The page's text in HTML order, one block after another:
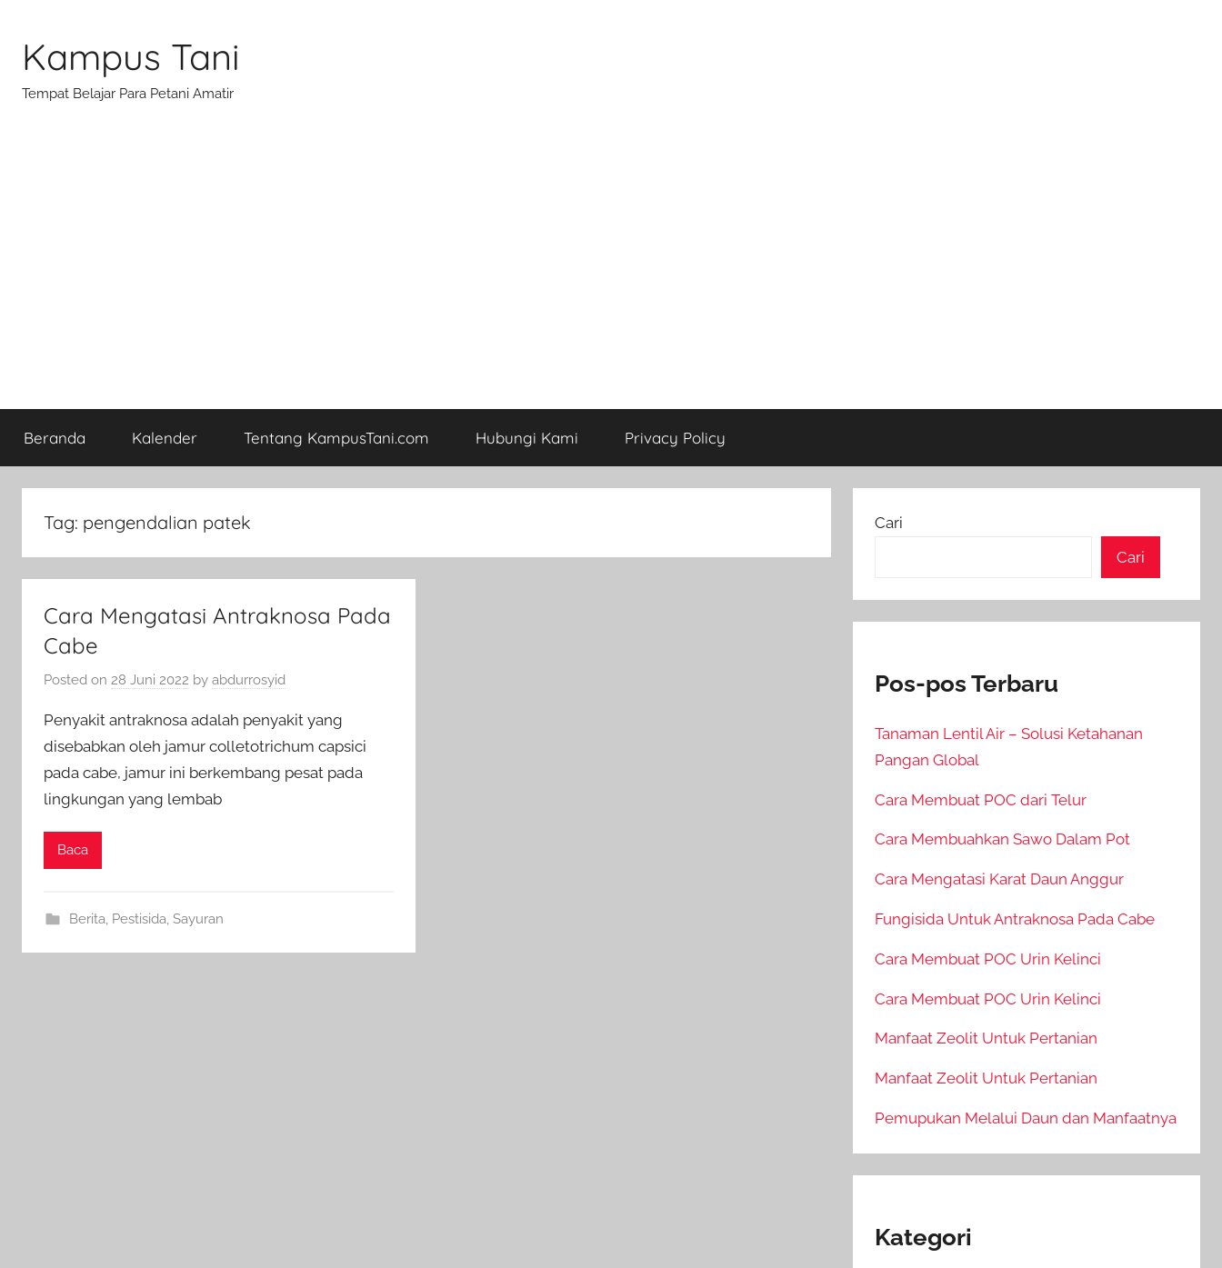
content
Kampus Tani
Tempat Belajar Para Petani Amatir
Beranda Kalender Tentang KampusTani.com Hubungi Kami Privacy Policy
Tag: pengendalian patek
Cara Mengatasi Antraknosa Pada
Cabe
Posted on 28 Juni 2022 by abdurrosyid
Penyakit antraknosa adalah penyakit yang
disebabkan oleh jamur colletotrichum capsici
pada cabe, jamur ini berkembang pesat pada
lingkungan yang lembab
Baca
Berita, Pestisida, Sayuran
Cari
Cari
Pos-pos Terbaru
Tanaman Lentil Air – Solusi Ketahanan
Pangan Global
Cara Membuat POC dari Telur
Cara Membuahkan Sawo Dalam Pot
Cara Mengatasi Karat Daun Anggur
Fungisida Untuk Antraknosa Pada Cabe
Cara Membuat POC Urin Kelinci
Cara Membuat POC Urin Kelinci
Manfaat Zeolit Untuk Pertanian
Manfaat Zeolit Untuk Pertanian
Pemupukan Melalui Daun dan Manfaatnya
Kategori